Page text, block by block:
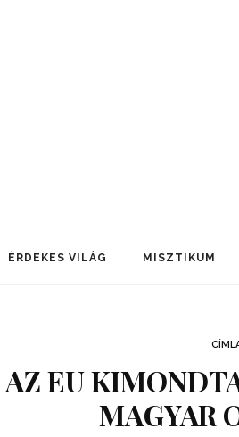
ÉRDEKES VILÁG MISZTIKUM
AZ EU
MAGYAR